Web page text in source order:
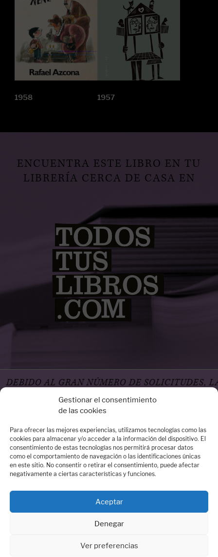
Gestionar el consentimiento
de las cookies
Para ofrecer las mejores experiencias, utilizamos tecnologías como las
cookies para almacenar y/o acceder a la información del dispositivo. El
consentimiento de estas tecnologías nos permitirá procesar datos
como el comportamiento de navegación o las identificaciones únicas
en este sitio. No consentir o retirar el consentimiento, puede afectar
negativamente a ciertas características y funciones.
Aceptar
Denegar
Ver preferencias
1958 1957
ENCUENTRA ESTE LIBRO EN TU
LIBRERÍA CERCA DE CASA EN
AL GRAN NÚMERO DE SOLICITUDES, LA
Oficina Madrid
Calle Arrieta, 14 – 3º Dcha - 28013 Madrid
Contacta con nosotros:contacto@dospassos.es
© 2026 DOSPASSOS Agencia literaria y Comunicación